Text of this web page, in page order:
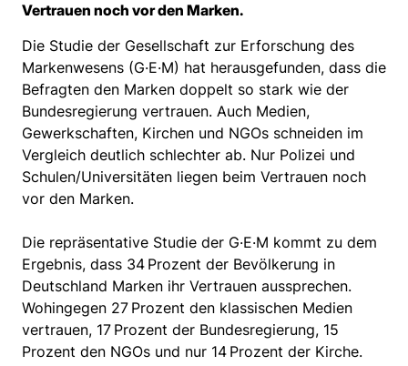
Vertrauen noch vor den Marken.
Die Studie der Gesellschaft zur Erforschung des
Markenwesens (G·E·M) hat herausgefunden, dass die
Befragten den Marken doppelt so stark wie der
Bundesregierung vertrauen. Auch Medien,
Gewerkschaften, Kirchen und NGOs schneiden im
Vergleich deutlich schlechter ab. Nur Polizei und
Schulen/Universitäten liegen beim Vertrauen noch
vor den Marken.
Die repräsentative Studie der G·E·M kommt zu dem
Ergebnis, dass 34 Prozent der Bevölkerung in
Deutschland Marken ihr Vertrauen aussprechen.
Wohingegen 27 Prozent den klassischen Medien
vertrauen, 17 Prozent der Bundesregierung, 15
Prozent den NGOs und nur 14 Prozent der Kirche.